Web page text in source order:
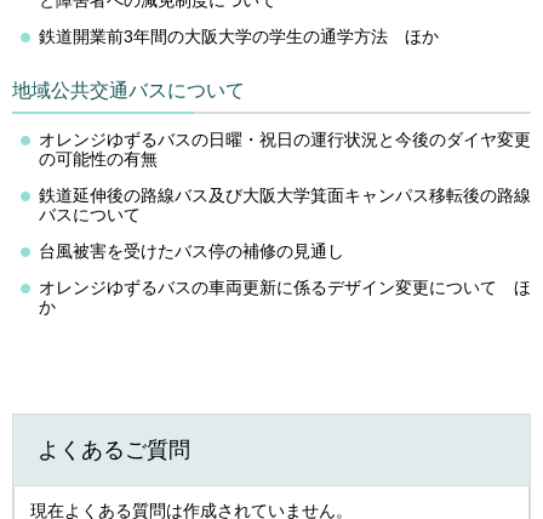
鉄道開業前3年間の大阪大学の学生の通学方法 ほか
地域公共交通バスについて
オレンジゆずるバスの日曜・祝日の運行状況と今後のダイヤ変更
の可能性の有無
鉄道延伸後の路線バス及び大阪大学箕面キャンパス移転後の路線
バスについて
台風被害を受けたバス停の補修の見通し
オレンジゆずるバスの車両更新に係るデザイン変更について
ほ
か
よくあるご質問
現在よくある質問は作成されていません。